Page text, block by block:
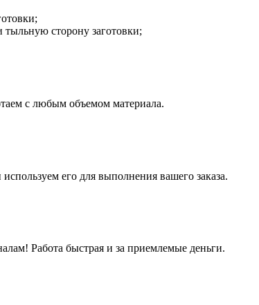
сторону заготовки;
с любым объемом материала.
его для выполнения вашего заказа.
Работа быстрая и за приемлемые деньги.